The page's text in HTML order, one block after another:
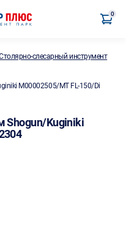
0
слесарный инструмент
M00002505/MT FL-150/Di
Shogun/Kuginiki